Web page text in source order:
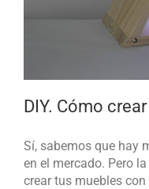
DIY. Cómo
Sí, sabemos que hay
en el mercado. Pero
crear tus muebles